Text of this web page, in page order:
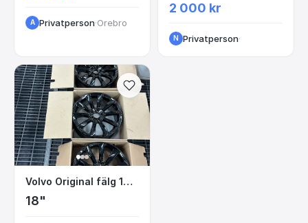
A Privatperson·Orebro
2 000 kr
N Privatperson·
Volvo Original fälg 18 tum
Volvo Original fälg 18 tum
18"